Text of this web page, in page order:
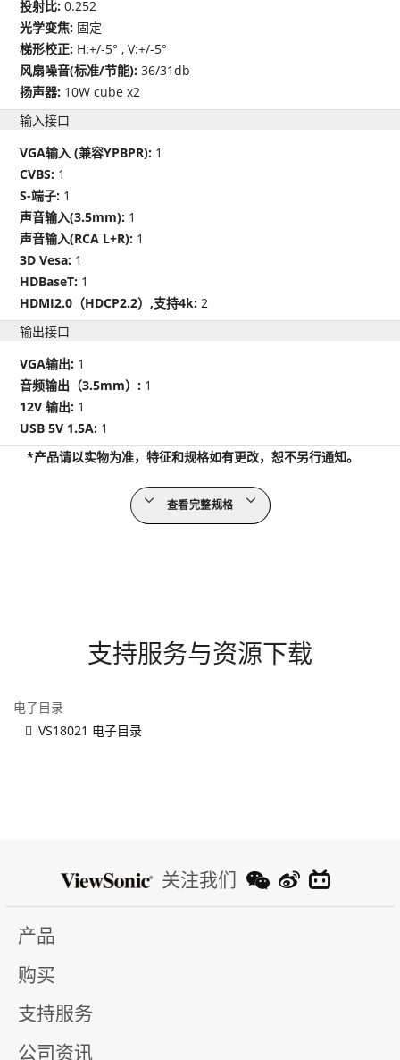
投射比:0.252
光学变焦: 固定
梯形校正: H:+/-5° , V:+/-5°
风扇噪音(标准/节能):36/31db
扬声器: 10W cube x2
输入接口
VGA输入 (兼容YPBPR): 1
CVBS: 1
S-端子: 1
声音输入(3.5mm): 1
声音输入(RCA L+R): 1
3D Vesa: 1
HDBaseT: 1
HDMI2.0（HDCP2.2）,支持4k:2
输出接口
VGA输出: 1
音频输出（3.5mm）: 1
12V 输出: 1
USB 5V 1.5A: 1
*产品请以实物为准，特征和规格如有更改，恕不另行通知。
查看完整规格
支持服务与资源下载
电子目录
VS18021 电子目录
关注我们
产品
购买
支持服务
公司资讯